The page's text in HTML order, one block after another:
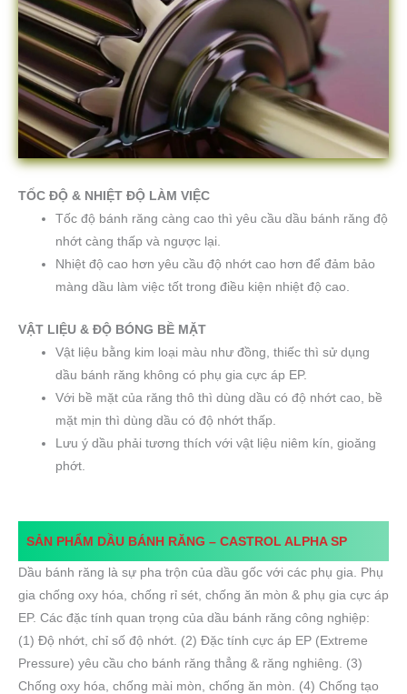
TỐC ĐỘ & NHIỆT ĐỘ LÀM VIỆC
Tốc độ bánh răng càng cao thì yêu cầu dầu bánh răng độ
nhớt càng thấp và ngược lại.
Nhiệt độ cao hơn yêu cầu độ nhớt cao hơn để đảm bảo
màng dầu làm việc tốt trong điều kiện nhiệt độ cao.
VẬT LIỆU & ĐỘ BÓNG BỀ MẶT
Vật liệu bằng kim loại màu như đồng, thiếc thì sử dụng
dầu bánh răng không có phụ gia cực áp EP.
Với bề mặt của răng thô thì dùng dầu có độ nhớt cao, bề
mặt mịn thì dùng dầu có độ nhớt thấp.
Lưu ý dầu phải tương thích với vật liệu niêm kín, gioăng
phớt.
SẢN PHẨM DẦU BÁNH RĂNG –CASTROL ALPHA SP
Dầu bánh răng là sự pha trộn của dầu gốc với các phụ gia. Phụ
gia chống oxy hóa, chống rỉ sét, chống ăn mòn & phụ gia cực áp
EP. Các đặc tính quan trọng của dầu bánh răng công nghiệp:
(1) Độ nhớt, chỉ số độ nhớt. (2) Đặc tính cực áp EP (Extreme
Pressure) yêu cầu cho bánh răng thẳng & răng nghiêng. (3)
Chống oxy hóa, chống mài mòn, chống ăn mòn. (4) Chống tạo